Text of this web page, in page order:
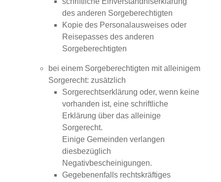
des anderen Sorgeberechtigten
Kopie des Personalausweises oder
Reisepasses des anderen
Sorgeberechtigten
bei einem Sorgeberechtigten mit alleinigem
Sorgerecht: zusätzlich
Sorgerechtserklärung oder, wenn keine
vorhanden ist, eine schriftliche
Erklärung über das alleinige
Sorgerecht.
Einige Gemeinden verlangen
diesbezüglich
Negativbescheinigungen.
Gegebenenfalls rechtskräftiges